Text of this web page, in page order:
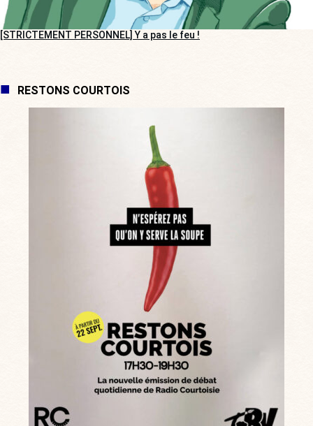
[STRICTEMENT PERSONNEL] Y a pas le feu !
RESTONS COURTOIS